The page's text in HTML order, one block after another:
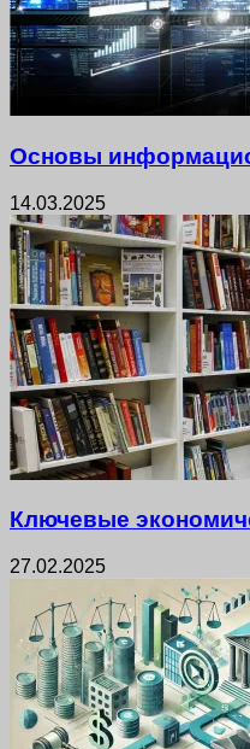
Основы
14.03.2025
Ключевые
27.02.2025